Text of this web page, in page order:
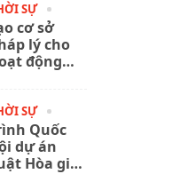
SỰ
cơ sở
lý cho
động
giai
mới
SỰ
Quốc
dự án
Hòa giải